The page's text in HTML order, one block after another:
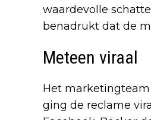
waardevolle
benadrukt dat de
Meteen viraal
Het
ging de reclame